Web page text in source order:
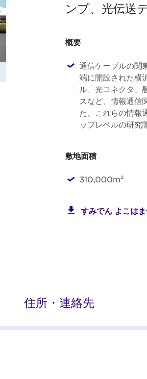
ンプ、光伝送
概要
通信ケーブルの関
端に開設された横
ル、光コネクタ、
スなど、情報通信
た、これらの情報
ップレベルの研究
敷地面積
310,000m²
すみでん よこは
住所・連絡先